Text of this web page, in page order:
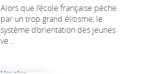
Alors que l’école française pèche
par un trop grand élitisme, le
système d’orientation des jeunes
ve...